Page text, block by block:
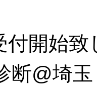
付開始致
断@埼